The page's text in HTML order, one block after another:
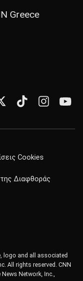
Greece
Cookies
Διαφθοράς
logo and all associated
All rights reserved. CNN
Network, Inc.,